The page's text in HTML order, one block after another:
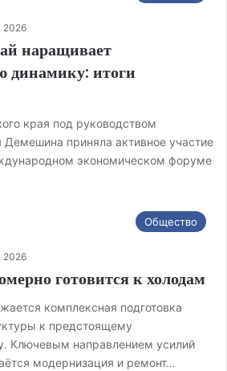
2026
наращивает
динамику: итоги
края под руководством
Демешина приняла активное участие
экономическом форуме
Общество
2026
готовится к холодам
комплексная подготовка
к предстоящему
Ключевым направлением усилий
модернизация и ремонт…